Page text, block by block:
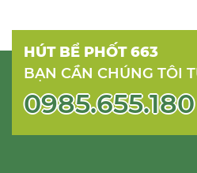
HÚT BỂ PHỐT 663
BẠN CẦN CHÚNG TÔI
0985.655.180